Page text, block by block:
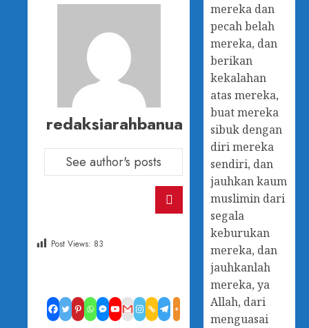
redaksiarahbanua
See author's posts
Post Views: 83
mereka dan
pecah belah
mereka, dan
berikan
kekalahan
atas mereka,
buat mereka
sibuk dengan
diri mereka
sendiri, dan
jauhkan kaum
muslimin dari
segala
keburukan
mereka, dan
jauhkanlah
mereka, ya
Allah, dari
menguasai